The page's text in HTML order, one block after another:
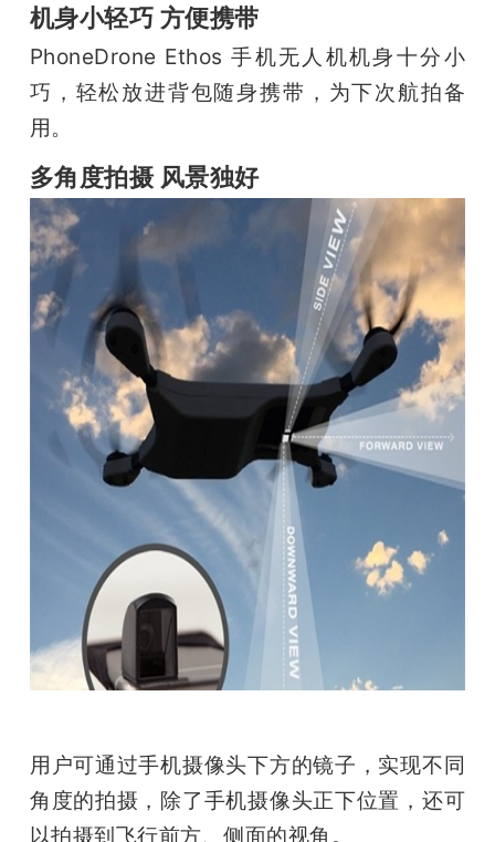
机身小轻巧 方便携带
PhoneDrone Ethos 手机无人机机身十分小
巧，轻松放进背包随身携带，为下次航拍备
用。
多角度拍摄 风景独好
用户可通过手机摄像头下方的镜子，实现不同
角度的拍摄，除了手机摄像头正下位置，还可
以拍摄到飞行前方、侧面的视角。